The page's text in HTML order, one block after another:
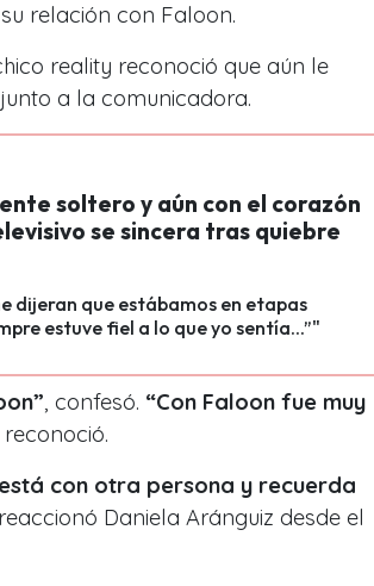
relación con Faloon.
reality reconoció que aún le
a la comunicadora.
soltero y aún con el corazón
se sincera tras quiebre
dijeran que estábamos en etapas
estuve fiel a lo que yo sentía...”"
, confesó. “Con Faloon fue muy
reconoció.
con otra persona y recuerda
Daniela Aránguiz desde el